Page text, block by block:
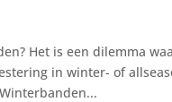
Het is een dilemma
in winter- of